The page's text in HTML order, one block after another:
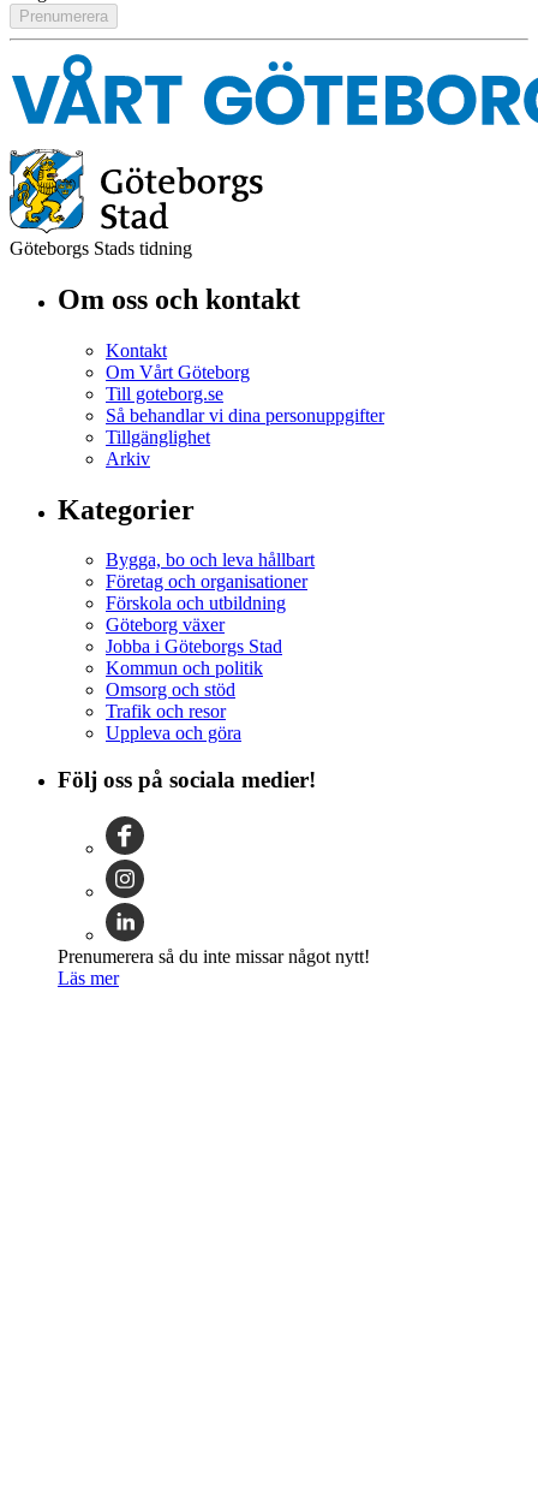
Göteborgs Stads tidning
Om oss och kontakt
Kontakt
Om Vårt Göteborg
Till goteborg.se
Så behandlar vi dina personuppgifter
Tillgänglighet
Arkiv
Kategorier
Bygga, bo och leva hållbart
Företag och organisationer
Förskola och utbildning
Göteborg växer
Jobba i Göteborgs Stad
Kommun och politik
Omsorg och stöd
Trafik och resor
Uppleva och göra
Följ oss på sociala medier!
Prenumerera så du inte missar något nytt!
Läs mer